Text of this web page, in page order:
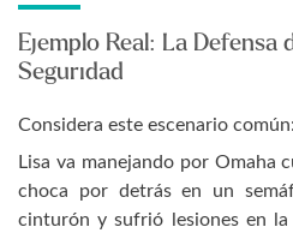
Ejemplo Real: La Defensa
Seguridad
Considera este escenario común:
Lisa va manejando por Omaha
choca por detrás en un
cinturón y sufrió lesiones en